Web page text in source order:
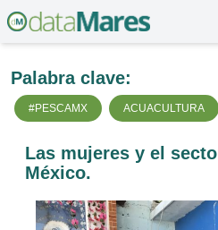
Palabra clave:
#PESCAMX ACUACULTURA
Las mujeres y el
México.